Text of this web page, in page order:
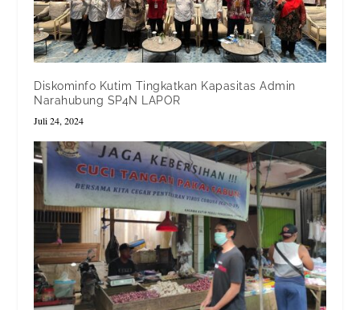
Diskominfo Kutim Tingkatkan Kapasitas Admin
Narahubung SP4N LAPOR
Juli 24, 2024